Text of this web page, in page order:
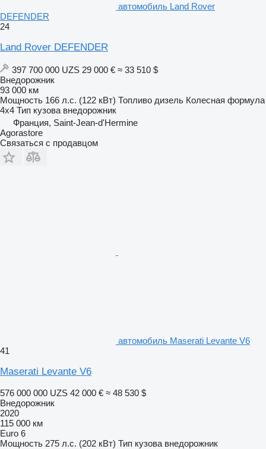
автомобиль Land Rover
DEFENDER
24
Land Rover DEFENDER
397 700 000 UZS 29 000 € ≈ 33 510 $
Внедорожник
93 000 км
Мощность 166 л.с. (122 кВт) Топливо дизель Колесная формула
4x4 Тип кузова внедорожник
Франция, Saint-Jean-d'Hermine
Agorastore
Связаться с продавцом
автомобиль Maserati Levante V6
41
Maserati Levante V6
576 000 000 UZS 42 000 € ≈ 48 530 $
Внедорожник
2020
115 000 км
Euro 6
Мощность 275 л.с. (202 кВт) Тип кузова внедорожник